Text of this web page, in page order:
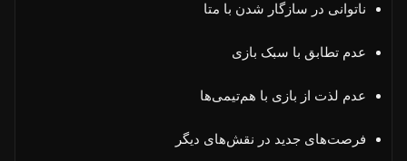
ناتوانی در سازگار شدن با متا
عدم تطابق با سبک بازی
عدم لذت از بازی با هم‌تیمی‌ها
فرصت‌های جدید در نقش‌های دیگر